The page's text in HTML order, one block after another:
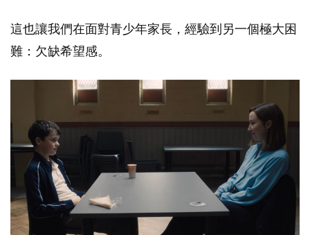
這也讓我們在面對青少年家長，經驗到另一個極大困
難：欠缺希望感。